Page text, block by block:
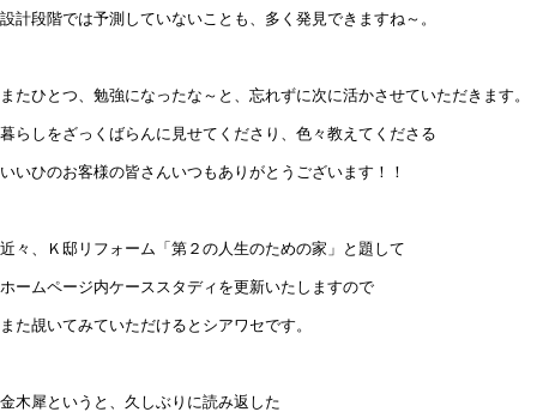
設計段階では予測していないことも、多く発見できますね～。
またひとつ、勉強になったな～と、忘れずに次に活かさせていただきます。
暮らしをざっくばらんに見せてくださり、色々教えてくださる
いいひのお客様の皆さんいつもありがとうございます！！
近々、Ｋ邸リフォーム「第２の人生のための家」と題して
ホームページ内ケーススタディを更新いたしますので
また覘いてみていただけるとシアワセです。
金木犀というと、久しぶりに読み返した